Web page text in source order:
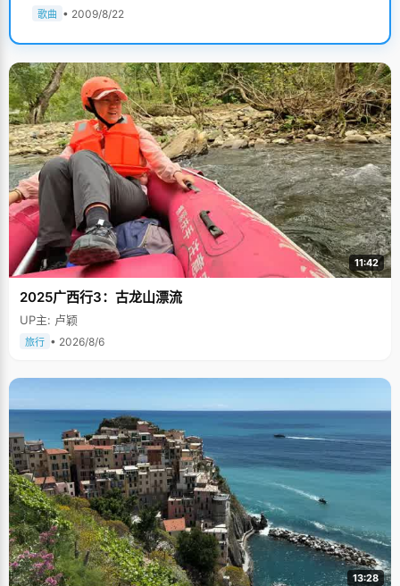
歌曲 • 2009/8/22
11:42
2025广西行3：古龙山漂流
UP主: 卢颖
旅行 • 2026/8/6
13:28